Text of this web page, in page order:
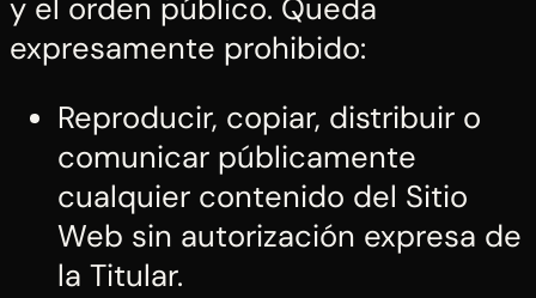
y el orden público. Queda
expresamente prohibido:
Reproducir, copiar, distribuir o
comunicar públicamente
cualquier contenido del Sitio
Web sin autorización expresa de
la Titular.